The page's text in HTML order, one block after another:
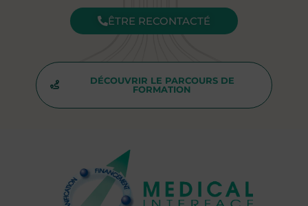
ÊTRE RECONTACTÉ
DÉCOUVRIR LE PARCOURS DE
FORMATION